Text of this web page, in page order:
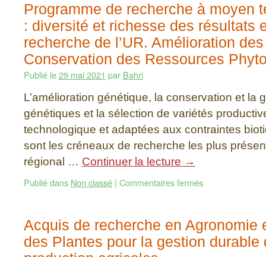
Programme de recherche à moyen
: diversité et richesse des résultats
recherche de l’UR. Amélioration
Conservation des Ressources
Publié le29 mai 2021 par Bahri
L’amélioration génétique, la conservation et la
génétiques et la sélection de variétés
technologique et adaptées aux contraintes
sont les créneaux de recherche les plus
régional … Continuer la lecture →
Publié dans Non classé | Commentaires fermés
Acquis de recherche en Agronomie
des Plantes pour la gestion durable